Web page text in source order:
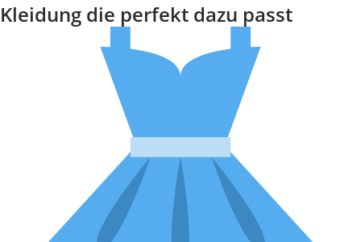
Kleidung die perfekt dazu passt